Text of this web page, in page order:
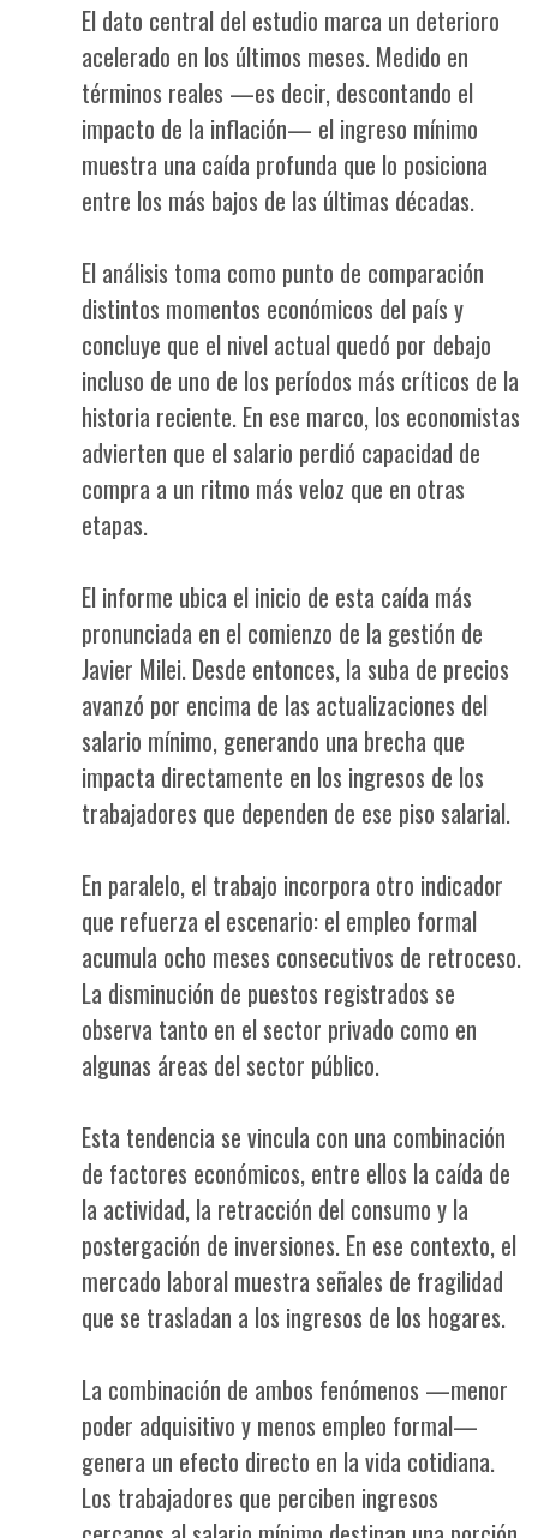
El dato central del estudio marca un deterioro
acelerado en los últimos meses. Medido en
términos reales —es decir, descontando el
impacto de la inflación— el ingreso mínimo
muestra una caída profunda que lo posiciona
entre los más bajos de las últimas décadas.
El análisis toma como punto de comparación
distintos momentos económicos del país y
concluye que el nivel actual quedó por debajo
incluso de uno de los períodos más críticos de la
historia reciente. En ese marco, los economistas
advierten que el salario perdió capacidad de
compra a un ritmo más veloz que en otras
etapas.
El informe ubica el inicio de esta caída más
pronunciada en el comienzo de la gestión de
Javier Milei. Desde entonces, la suba de precios
avanzó por encima de las actualizaciones del
salario mínimo, generando una brecha que
impacta directamente en los ingresos de los
trabajadores que dependen de ese piso salarial.
En paralelo, el trabajo incorpora otro indicador
que refuerza el escenario: el empleo formal
acumula ocho meses consecutivos de retroceso.
La disminución de puestos registrados se
observa tanto en el sector privado como en
algunas áreas del sector público.
Esta tendencia se vincula con una combinación
de factores económicos, entre ellos la caída de
la actividad, la retracción del consumo y la
postergación de inversiones. En ese contexto, el
mercado laboral muestra señales de fragilidad
que se trasladan a los ingresos de los hogares.
La combinación de ambos fenómenos —menor
poder adquisitivo y menos empleo formal—
genera un efecto directo en la vida cotidiana.
Los trabajadores que perciben ingresos